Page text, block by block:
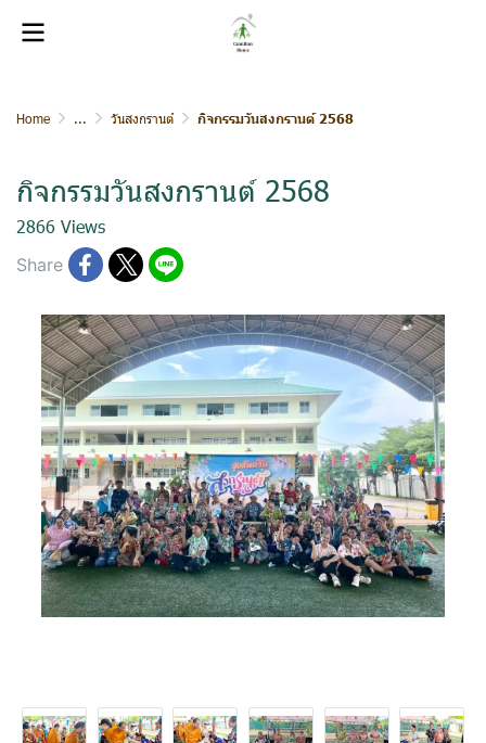
Home ... วันสงกรานต์ กิจกรรมวันสงกรานต์ 2568
กิจกรรมวันสงกรานต์ 2568
2866 Views
Share